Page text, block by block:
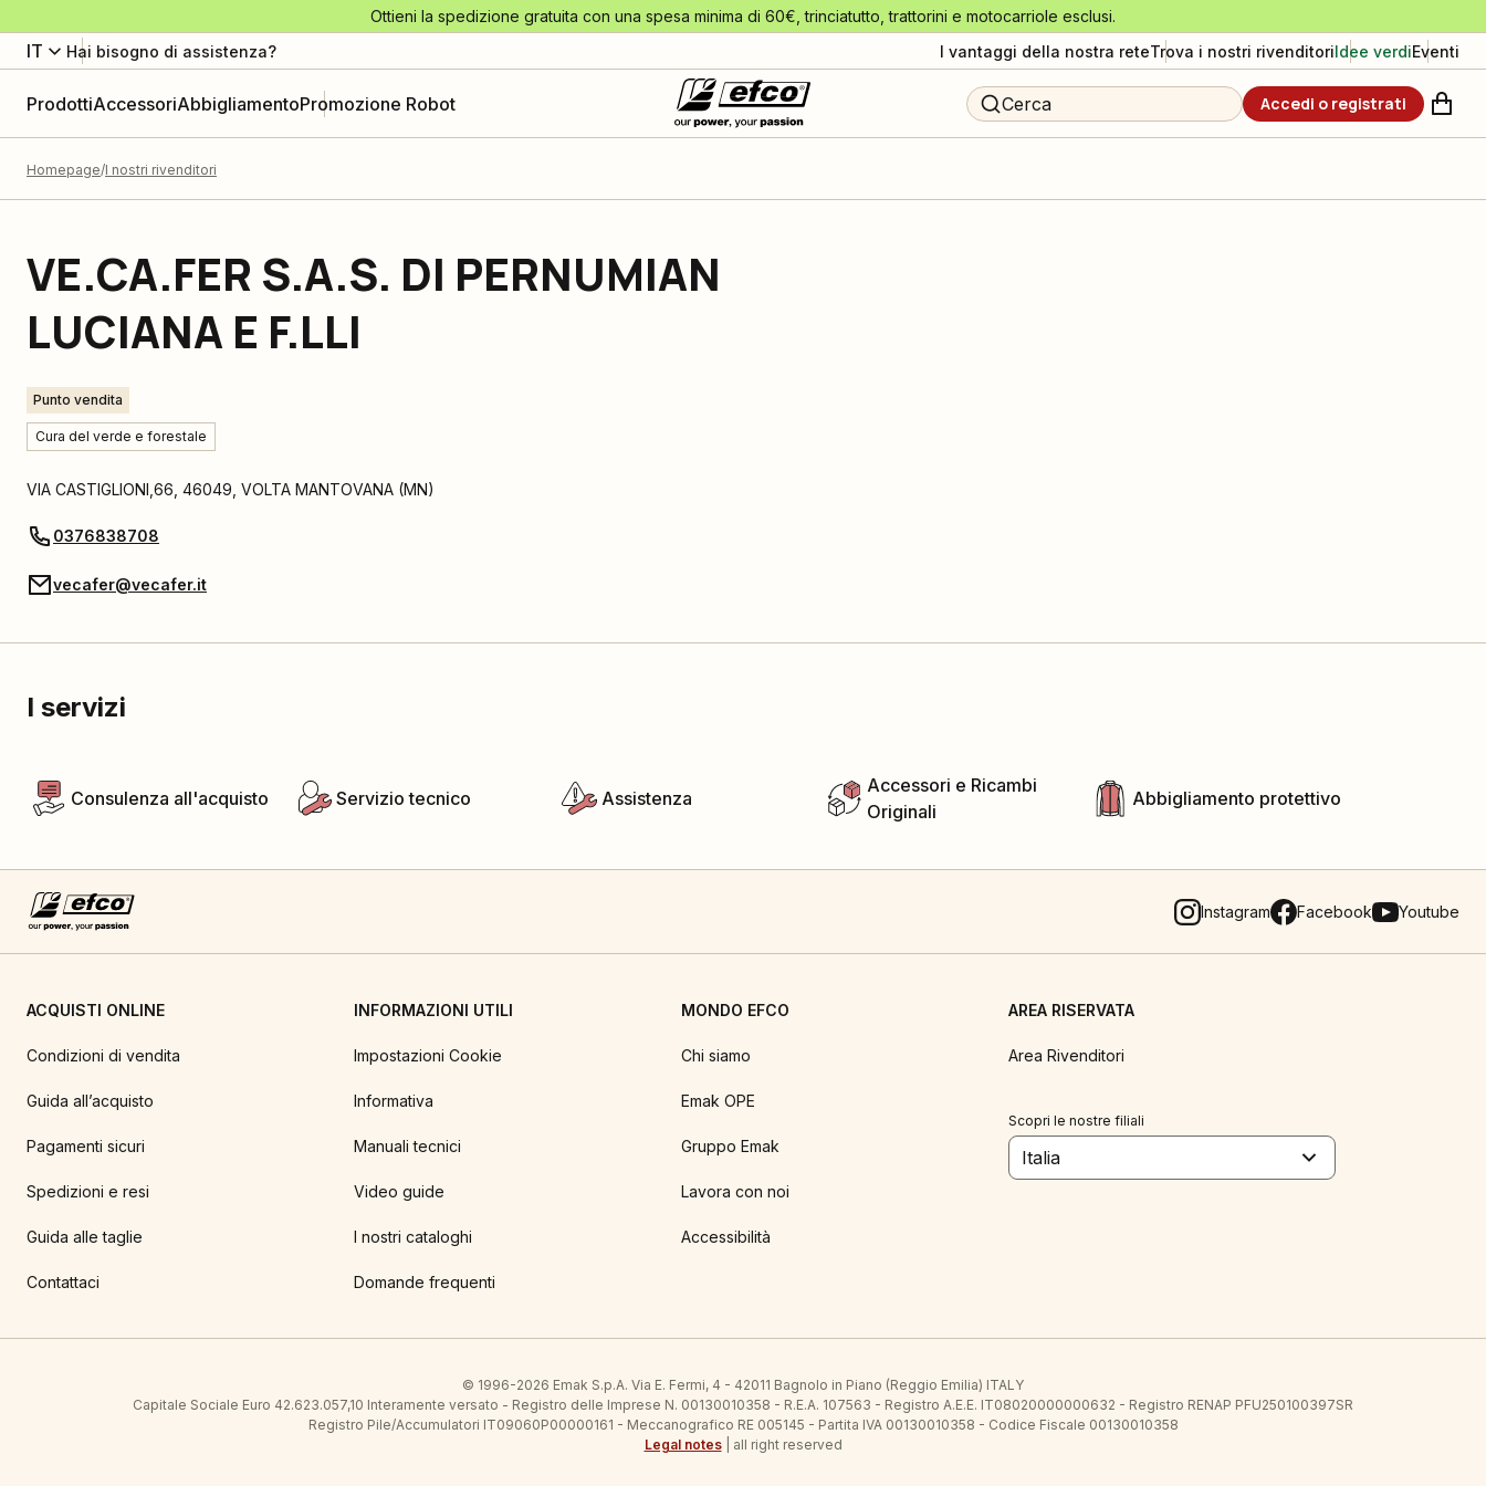
Ottieni la spedizione gratuita con una spesa minima di 60€, trinciatutto, trattorini e motocarriole esclusi.
IT Hai bisogno di assistenza? I vantaggi della nostra reteTrova i nostri rivenditoriIdee verdiEventi
ProdottiAccessoriAbbigliamentoPromozione Robot Cerca Accedi o registrati
Homepage I nostri rivenditori
VE.CA.FER S.A.S. DI PERNUMIAN
LUCIANA E F.LLI
Punto vendita
Cura del verde e forestale
VIA CASTIGLIONI,66 46049 VOLTA MANTOVANA (MN)
0376838708
vecafer@vecafer.it
I servizi
Consulenza all'acquisto Servizio tecnico Assistenza
Accessori e Ricambi
Originali
Abbigliamento protettivo
Instagram Facebook Youtube
ACQUISTI ONLINE
Condizioni di vendita
Guida all’acquisto
Pagamenti sicuri
Spedizioni e resi
Guida alle taglie
Contattaci
INFORMAZIONI UTILI
Impostazioni Cookie
Informativa
Manuali tecnici
Video guide
I nostri cataloghi
Domande frequenti
MONDO EFCO
Chi siamo
Emak OPE
Gruppo Emak
Lavora con noi
Accessibilità
AREA RISERVATA
Area Rivenditori
Scopri le nostre filiali
Italia
© 1996-2026 Emak S.p.A. Via E. Fermi, 4 - 42011 Bagnolo in Piano (Reggio Emilia) ITALY
Capitale Sociale Euro 42.623.057,10 Interamente versato - Registro delle Imprese N. 00130010358 - R.E.A. 107563 - Registro A.E.E. IT08020000000632 - Registro RENAP PFU250100397SR
Registro Pile/Accumulatori IT09060P00000161 - Meccanografico RE 005145 - Partita IVA 00130010358 - Codice Fiscale 00130010358
Legal notes| all right reserved